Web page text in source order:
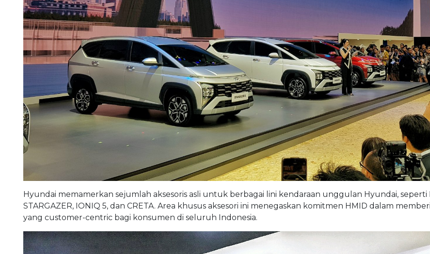
Hyundai memamerkan sejumlah aksesoris asli untuk berbagai lini kendaraan unggulan Hyundai, seperti
STARGAZER, IONIQ 5, dan CRETA. Area khusus aksesori ini menegaskan komitmen HMID dalam
yang customer-centric bagi konsumen di seluruh Indonesia.